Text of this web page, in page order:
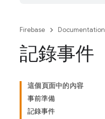
Firebase Documentation
記錄事件
這個頁面中的內容
事前準備
記錄事件